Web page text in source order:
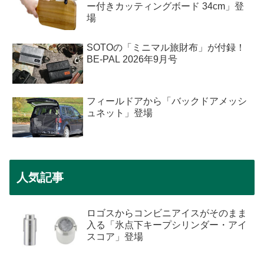
ー付きカッティングボード 34cm」登
場
SOTOの「ミニマル旅財布」が付録！
BE-PAL 2026年9月号
フィールドアから「バックドアメッシ
ュネット」登場
人気記事
ロゴスからコンビニアイスがそのまま
入る「氷点下キープシリンダー・アイ
スコア」登場